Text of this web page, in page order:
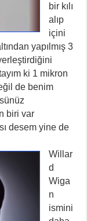
bir kılı
alıp
içini
yapılmış 3
ki 1 mikron
de benim
biri var
desem yine de
Willar
d
Wiga
n
ismini